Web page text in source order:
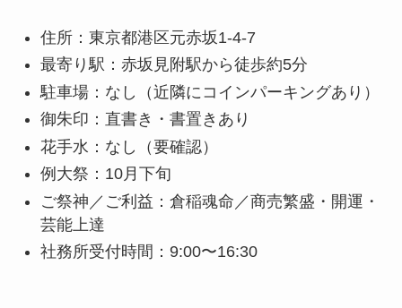
住所：東京都港区元赤坂1-4-7
最寄り駅：赤坂見附駅から徒歩約5分
駐車場：なし（近隣にコインパーキングあり）
御朱印：直書き・書置きあり
花手水：なし（要確認）
例大祭：10月下旬
ご祭神／ご利益：倉稲魂命／商売繁盛・開運・
芸能上達
社務所受付時間：9:00〜16:30